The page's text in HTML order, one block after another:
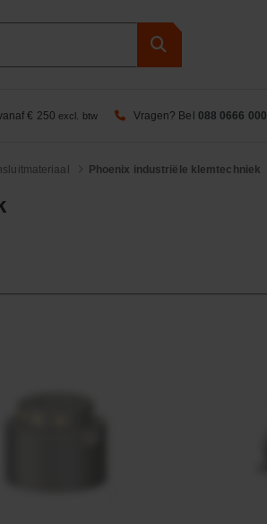
€ 250 excl. btw Vragen? Bel 088 0666 000
Phoenix industriële klemtechniek